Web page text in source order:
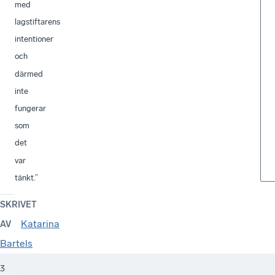
med
lagstiftarens
intentioner
och
därmed
inte
fungerar
som
det
var
tänkt.”
SKRIVET
AV
Katarina
Bartels
3